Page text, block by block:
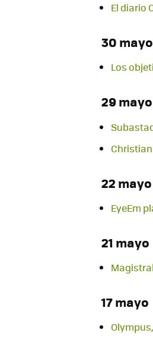
El diario
30 mayo
Los
29 mayo
22 mayo
EyeEm
21 mayo
17 mayo